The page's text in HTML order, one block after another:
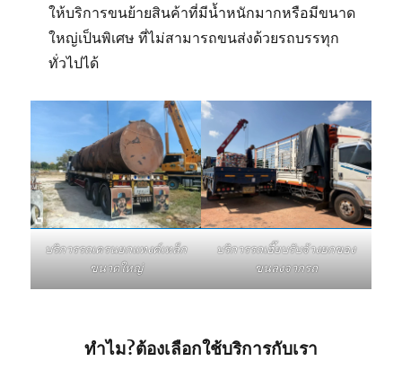
ให้บริการขนย้ายสินค้าที่มีน้ำหนักมากหรือมีขนาด
ใหญ่เป็นพิเศษ ที่ไม่สามารถขนส่งด้วยรถบรรทุก
ทั่วไปได้
บริการรถเครนยกแทงค์เหล็ก
ขนาดใหญ่
บริการรถเฮี๊ยบรับจ้างยกของ
ขนลงจากรถ
ทำไม?ต้องเลือกใช้บริการกับเรา